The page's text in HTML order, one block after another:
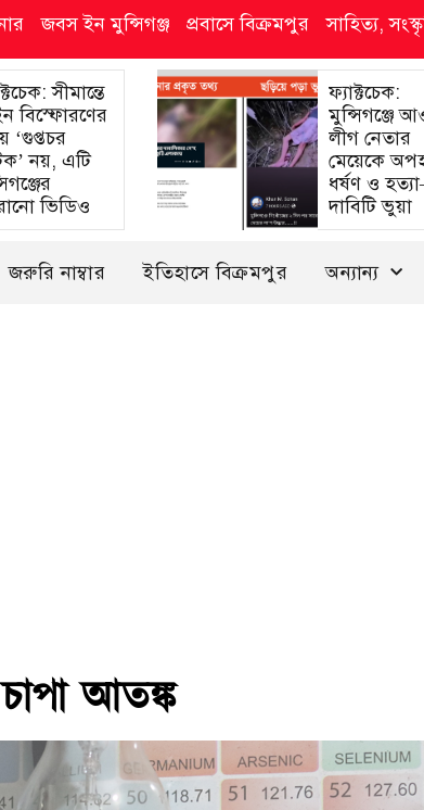
জবস ইন মুন্সিগঞ্জ প্রবাসে বিক্রমপুর সাহিত্য,
সীমান্তে
বিস্ফোরণের
‘গুপ্তচর
নয়, এটি
ভিডিও
ফ্যাক্টচেক:
মুন্সিগঞ্জে
লীগ নেতার
মেয়েকে
ধর্ষণ ও
দাবিটি ভুয়া
জরুরি নাম্বার ইতিহাসে বিক্রমপুর অন্যান্য
আতঙ্ক